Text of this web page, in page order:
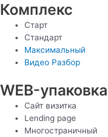
Комплекс
Старт
Стандарт
Максимальный
Видео Разбор
WEB-упаковка
Сайт визитка
Lending page
Многостраничный